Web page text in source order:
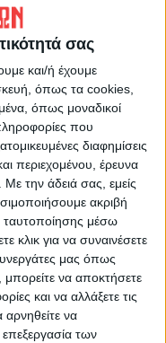
σας
και/ή έχουμε
όπως τα cookies,
όπως μοναδικοί
που
διαφημίσεις
περιεχομένου, έρευνα
Με την άδειά σας, εμείς
ακριβή
ταυτοποίησης μέσω
κλικ για να συναινέσετε
μας όπως
να αποκτήσετε
και να αλλάξετε τις
αρνηθείτε να
των
15 μηχανήματα
δίκτυο για τον
είναι